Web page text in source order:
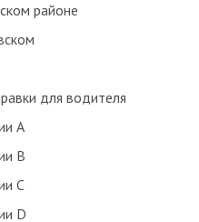
районе
для водителя
А
В
С
D